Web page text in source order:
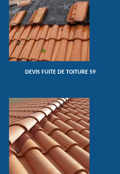
DEVIS FUITE DE TOITURE 59